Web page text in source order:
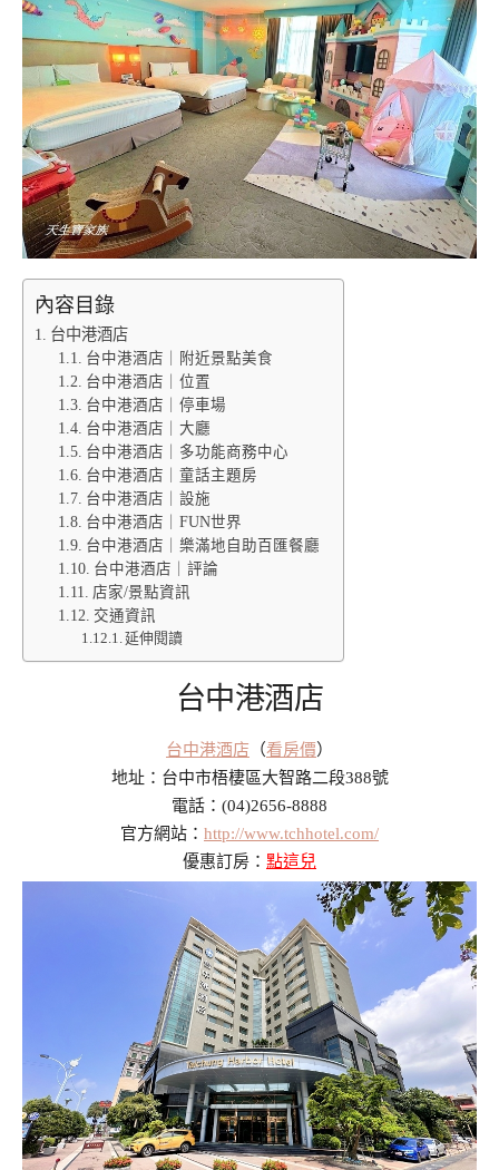
內容目錄
台中港酒店
台中港酒店｜附近景點美食
台中港酒店｜位置
台中港酒店｜停車場
台中港酒店｜大廳
台中港酒店｜多功能商務中心
台中港酒店｜童話主題房
台中港酒店｜設施
台中港酒店｜FUN世界
台中港酒店｜樂滿地自助百匯餐廳
台中港酒店｜評論
店家/景點資訊
交通資訊
延伸閱讀
台中港酒店
台中港酒店 （看房價）
地址：台中市梧棲區大智路二段388號
電話：(04)2656-8888
官方網站： http://www.tchhotel.com/
優惠訂房： 點這兒